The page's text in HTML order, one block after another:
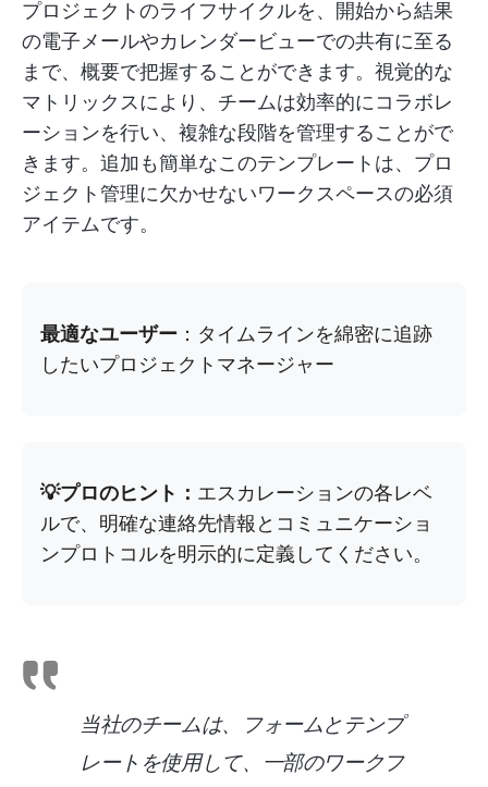
プロジェクトのライフサイクルを、開始から結果
の電子メールやカレンダービューでの共有に至る
まで、概要で把握することができます。視覚的な
マトリックスにより、チームは効率的にコラボレ
ーションを行い、複雑な段階を管理することがで
きます。追加も簡単なこのテンプレートは、プロ
ジェクト管理に欠かせないワークスペースの必須
アイテムです。
最適なユーザー ：タイムラインを綿密に追跡
したいプロジェクトマネージャー
💡プロのヒント： エスカレーションの各レベ
ルで、明確な連絡先情報とコミュニケーショ
ンプロトコルを明示的に定義してください。
当社のチームは、フォームとテンプ
レートを使用して、一部のワークフ